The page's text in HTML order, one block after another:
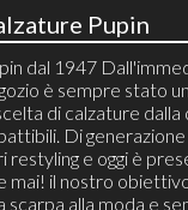
Pupin
dal 1947
è sempre stato
di calzature
Di
restyling e oggi è
mai! il nostro
scarpa alla moda e